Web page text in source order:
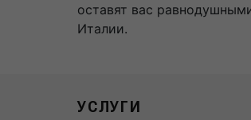
оставят вас
Италии.
УСЛУГИ